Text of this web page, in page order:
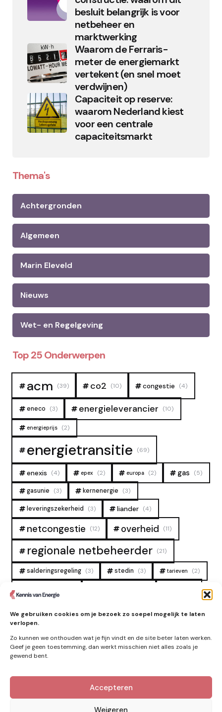
We gebruiken cookies om je bezoek zo soepel mogelijk te laten
verlopen.
Zo kunnen we onthouden wat je fijn vindt en de site beter laten werken.
Geef je geen toestemming, dan werkt misschien niet alles zoals je
gewend bent.
Accepteren
Weigeren
besluit belangrijk is voor
netbeheer en
marktwerking
Waarom de Ferraris-
meter de energiemarkt
vertekent (en snel moet
verdwijnen)
Capaciteit op reserve:
waarom Nederland kiest
voor een centrale
capaciteitsmarkt
Thema's
Achtergronden
Algemeen
Marin Eleveld
Nieuws
Wet- en Regelgeving
Top 25 Onderwerpen
acm (39) co2 (10) congestie (4)
eneco (3) energieleverancier (10)
energieprijs (2)
energietransitie (69)
enexis (4) epex (2) europa (2) gas (5)
gasunie (3) kernenergie (3)
leveringszekerheid (3) liander (4)
netcongestie (12) overheid (11)
regionale netbeheerder (21)
salderingsregeling (3) stedin (3) tarieven (2)
tennet
zonne-energie (9)
Kennis van Energie in je mailbox?
Abonner op nieuwe artikelen.